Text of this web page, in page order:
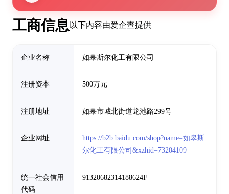
工商信息 以下内容由爱企查提供
企业名称 如皋斯尔化工有限公司
注册资本 500万元
注册地址 如皋市城北街道龙池路299号
企业网址
https://b2b.baidu.com/shop?name=如皋斯
尔化工有限公司&xzhid=73204109
统一社会信用
代码
91320682314188624F